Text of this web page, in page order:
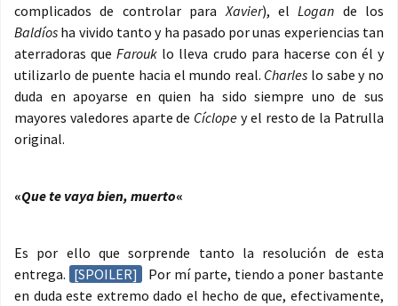
complicados de controlar paraXavier), elLogan de los
Baldíos ha vivido tanto y ha pasado por unas experiencias tan
aterradoras queFarouk lo lleva crudo para hacerse con él y
utilizarlo de puente hacia el mundo real. Charles lo sabe y no
duda en apoyarse en quien ha sido siempre uno de sus
mayores valedores aparte de Cíclope y el resto de la Patrulla
original.
«Que te vaya bien, muerto«
Es por ello que sorprende tanto la resolución de esta
entrega. [SPOILER]
Por mí parte, tiendo a poner bastante
en duda este extremo dado el hecho de que, efectivamente,